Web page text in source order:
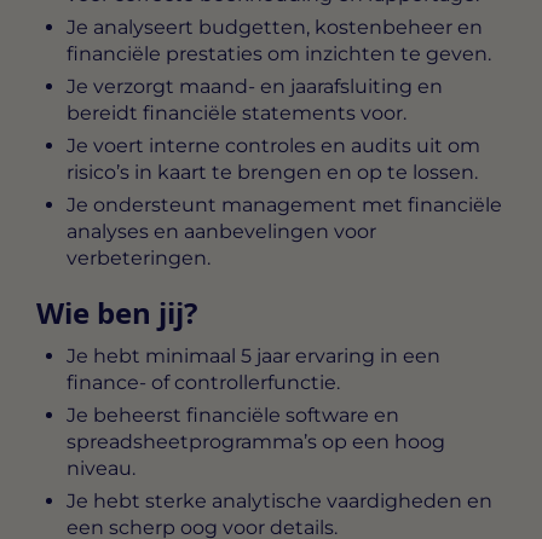
Je analyseert budgetten, kostenbeheer en
financiële prestaties om inzichten te geven.
Je verzorgt maand- en jaarafsluiting en
bereidt financiële statements voor.
Je voert interne controles en audits uit om
risico’s in kaart te brengen en op te lossen.
Je ondersteunt management met financiële
analyses en aanbevelingen voor
verbeteringen.
Wie ben jij?
Je hebt minimaal 5 jaar ervaring in een
finance- of controllerfunctie.
Je beheerst financiële software en
spreadsheetprogramma’s op een hoog
niveau.
Je hebt sterke analytische vaardigheden en
een scherp oog voor details.